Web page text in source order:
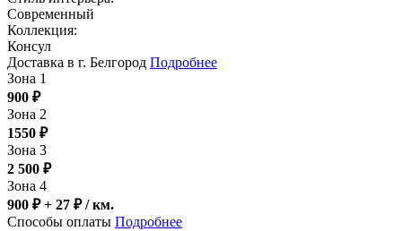
Современный
Коллекция:
Консул
Доставка в г. Белгород Подробнее
Зона 1
900 ₽
Зона 2
1550 ₽
Зона 3
2 500 ₽
Зона 4
900 ₽ + 27 ₽/ км.
Способы оплаты Подробнее